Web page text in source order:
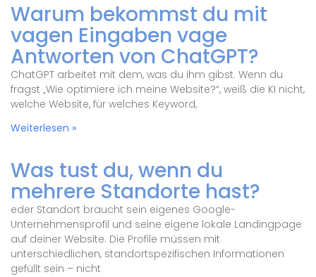
Warum bekommst du mit
vagen Eingaben vage
Antworten von ChatGPT?
ChatGPT arbeitet mit dem, was du ihm gibst. Wenn du
fragst „Wie optimiere ich meine Website?“, weiß die KI nicht,
welche Website, für welches Keyword,
Weiterlesen »
Was tust du, wenn du
mehrere Standorte hast?
eder Standort braucht sein eigenes Google-
Unternehmensprofil und seine eigene lokale Landingpage
auf deiner Website. Die Profile müssen mit
unterschiedlichen, standortspezifischen Informationen
gefüllt sein – nicht